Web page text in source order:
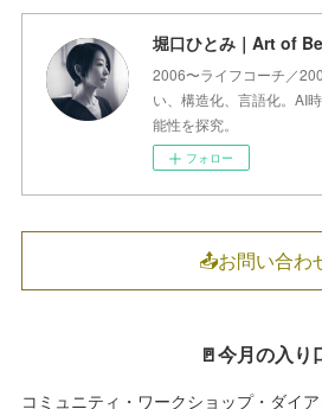
堀口ひとみ｜Art of
2006〜ライフコーチ／
い、構造化、言語化。AI
能性を探究。
フォロー
📤お問い合わ
🚪今月の入り
コミュニティ・ワークショップ・ダイ